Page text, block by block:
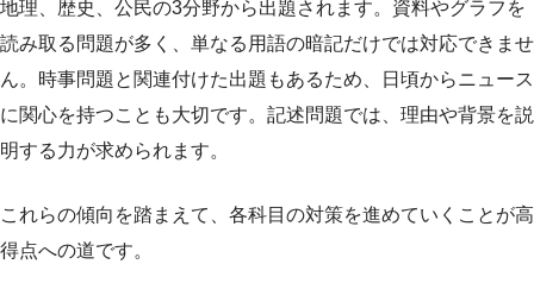
地理、歴史、公民の3分野から出題されます。資料やグラフを
読み取る問題が多く、単なる用語の暗記だけでは対応できませ
ん。時事問題と関連付けた出題もあるため、日頃からニュース
に関心を持つことも大切です。記述問題では、理由や背景を説
明する力が求められます。
これらの傾向を踏まえて、各科目の対策を進めていくことが高
得点への道です。